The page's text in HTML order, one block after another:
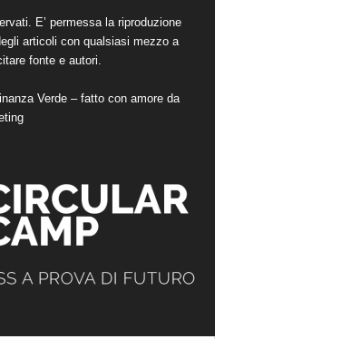
E’ permessa la riproduzione
articoli con qualsiasi mezzo a
fonte e autori.
Verde – fatto con amore da